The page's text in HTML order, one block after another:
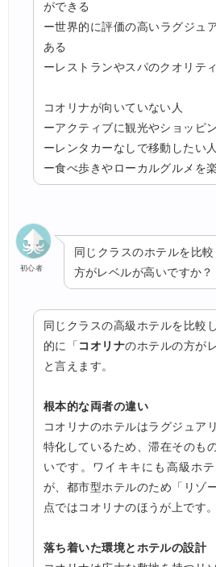
ができる
ー世界的に評価の高いラグジュ
ある
ーレストランやスパのクオリテ
コオリナが向いていない人
ーアクティブに観光やショッピ
ーレンタカーなしで移動したい人
ー食べ歩きやローカルグルメを
初心者
同じクラスのホテルを比
方がレベルが高いですか？
同じクラスの高級ホテルを比較
的に「 コオリナのホテルの方が
と言えます。
根本的な両者の違い
コオリナのホテルはラグジュア
特化しているため、滞在そのも
いです。ワイキキにも高級ホ
が、都市型ホテルのため「リゾ
点ではコオリナのほうが上です。
落ち着いた環境とホテルの設計